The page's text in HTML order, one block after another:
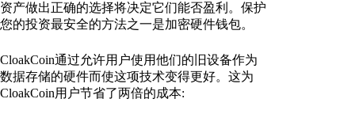
资产做出正确的选择将决定它们能否盈利。保护
您的投资最安全的方法之一是加密硬件钱包。
CloakCoin通过允许用户使用他们的旧设备作为
数据存储的硬件而使这项技术变得更好。这为
CloakCoin用户节省了两倍的成本: